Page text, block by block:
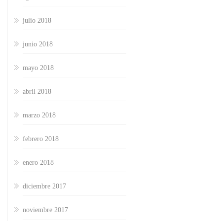
julio 2018
junio 2018
mayo 2018
abril 2018
marzo 2018
febrero 2018
enero 2018
diciembre 2017
noviembre 2017